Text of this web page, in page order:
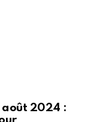
2024 :